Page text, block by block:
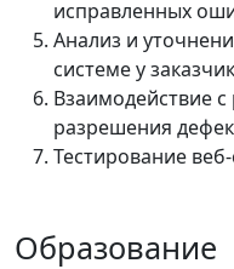
исправленных
Анализ и
системе у
Взаимодействие
разрешения
Тестирование
Образование